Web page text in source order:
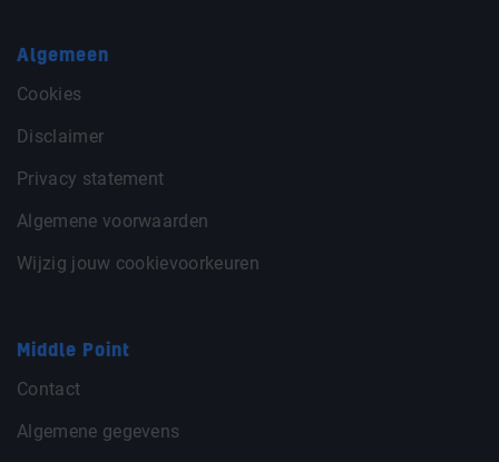
Algemeen
Cookies
Disclaimer
Privacy statement
Algemene voorwaarden
Wijzig jouw cookievoorkeuren
Middle Point
Contact
Algemene gegevens